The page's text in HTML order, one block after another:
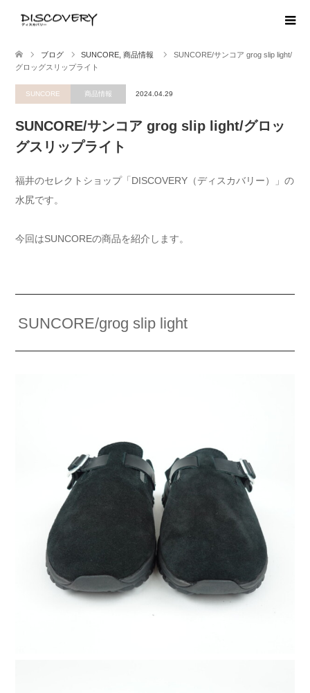
ブログ SUNCORE 商品情報
SUNCORE/サンコア grog slip light/
グロッグスリップライト
SUNCORE 商品情報 2024.04.29
SUNCORE/サンコア grog slip light/グロッ
グスリップライト
福井のセレクトショップ「DISCOVERY（ディスカバリー）」の
水尻です。
今回はSUNCOREの商品を紹介します。
SUNCORE/grog slip light